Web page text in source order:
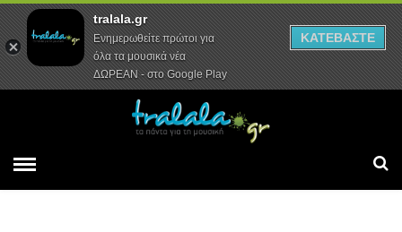
Αρχική Συνεντεύξεις Ρεπορτάζ
tralala.gr
Ενημερωθείτε πρώτοι για
όλα τα μουσικά νέα
ΔΩΡΕΑΝ - στο Google Play
ΚΑΤΕΒΑΣΤΕ